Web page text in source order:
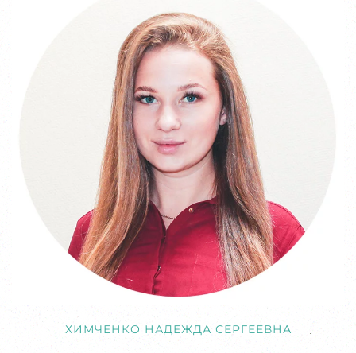
ХИМЧЕНКО НАДЕЖДА СЕРГЕЕВНА